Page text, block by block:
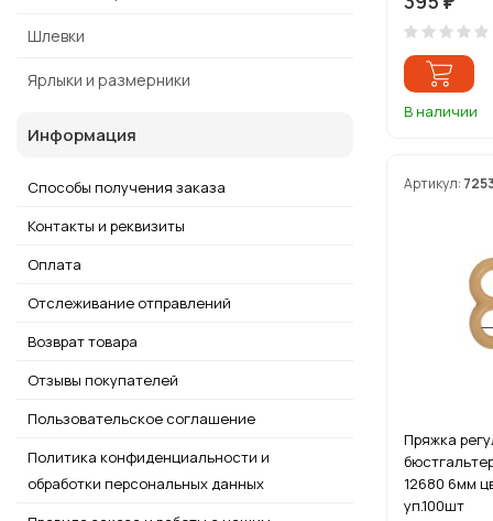
В наличии
Артикул:
Пряжка
12680 6мм
уп.100шт
Шлевки
Ярлыки и размерники
Информация
Способы получения заказа
Контакты и реквизиты
Оплата
Отслеживание отправлений
Возврат товара
Отзывы покупателей
Пользовательское соглашение
Политика конфиденциальности и
обработки персональных данных